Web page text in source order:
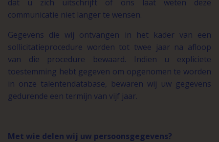
dat u zich uitschrijft of ons laat weten deze
communicatie niet langer te wensen.
Gegevens die wij ontvangen in het kader van een
sollicitatieprocedure worden tot twee jaar na afloop
van die procedure bewaard. Indien u expliciete
toestemming hebt gegeven om opgenomen te worden
in onze talentendatabase, bewaren wij uw gegevens
gedurende een termijn van vijf jaar.
Met wie delen wij uw persoonsgegevens?